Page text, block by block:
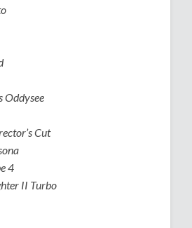
Oddysee
Cut
4
II Turbo